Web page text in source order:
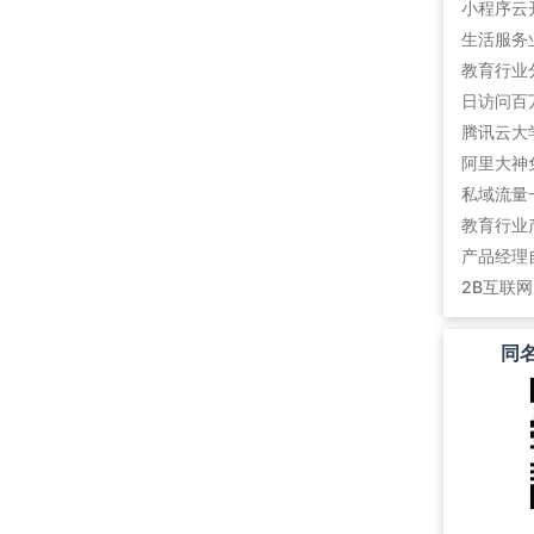
教育行业
阿里大神
私域流量
教育行业
产品经理
2B互联
同